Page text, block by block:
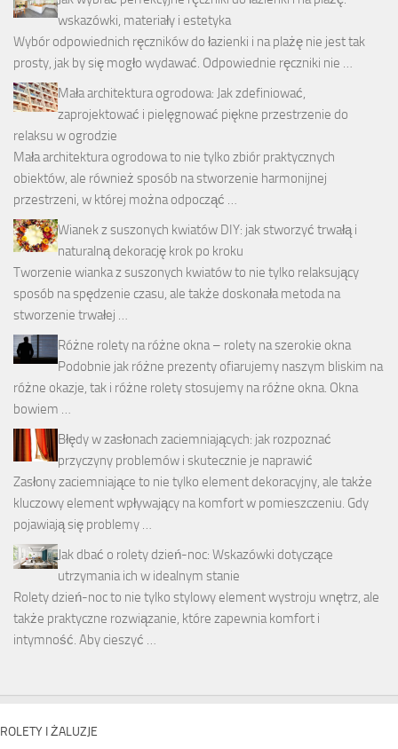
wskazówki, materiały i estetyka
Wybór odpowiednich ręczników do łazienki i na plażę nie jest tak
prosty, jak by się mogło wydawać. Odpowiednie ręczniki nie …
Mała architektura ogrodowa: Jak zdefiniować,
zaprojektować i pielęgnować piękne przestrzenie do
relaksu w ogrodzie
Mała architektura ogrodowa to nie tylko zbiór praktycznych
obiektów, ale również sposób na stworzenie harmonijnej
przestrzeni, w której można odpocząć …
Wianek z suszonych kwiatów DIY: jak stworzyć trwałą i
naturalną dekorację krok po kroku
Tworzenie wianka z suszonych kwiatów to nie tylko relaksujący
sposób na spędzenie czasu, ale także doskonała metoda na
stworzenie trwałej …
Różne rolety na różne okna – rolety na szerokie okna
Podobnie jak różne prezenty ofiarujemy naszym bliskim na
różne okazje, tak i różne rolety stosujemy na różne okna. Okna
bowiem …
Błędy w zasłonach zaciemniających: jak rozpoznać
przyczyny problemów i skutecznie je naprawić
Zasłony zaciemniające to nie tylko element dekoracyjny, ale także
kluczowy element wpływający na komfort w pomieszczeniu. Gdy
pojawiają się problemy …
Jak dbać o rolety dzień-noc: Wskazówki dotyczące
utrzymania ich w idealnym stanie
Rolety dzień-noc to nie tylko stylowy element wystroju wnętrz, ale
także praktyczne rozwiązanie, które zapewnia komfort i
intymność. Aby cieszyć …
ROLETY I ŻALUZJE